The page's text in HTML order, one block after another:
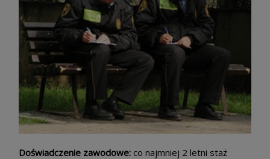
Doświadczenie zawodowe: co najmniej 2 letni staż